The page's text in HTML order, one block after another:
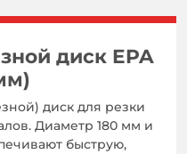
диск EPA
диск для резки
Диаметр 180 мм и
быструю,